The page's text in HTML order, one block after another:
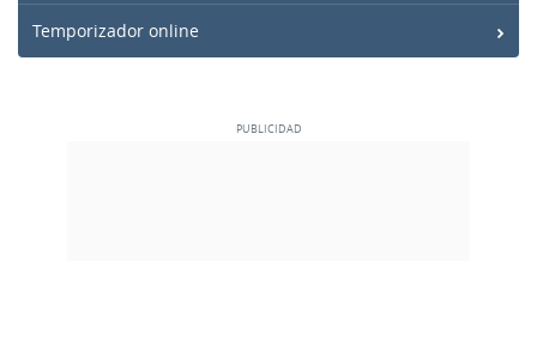
Temporizador online